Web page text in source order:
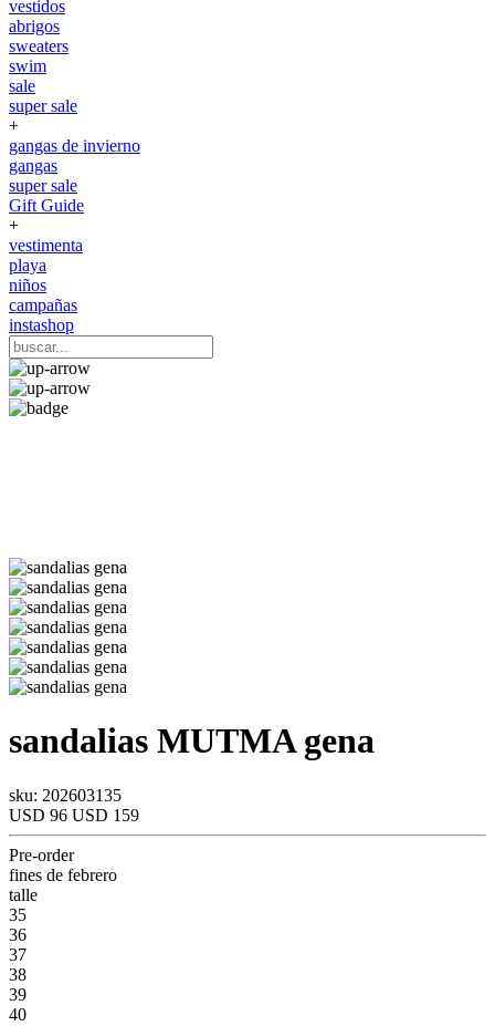
vestidos
abrigos
sweaters
swim
sale
super sale
+
gangas de invierno
gangas
super sale
Gift Guide
+
vestimenta
playa
niños
campañas
instashop
sandalias MUTMAgena
sku: 202603135
USD 96 USD 159
Pre-order
fines de febrero
talle
35
36
37
38
39
40